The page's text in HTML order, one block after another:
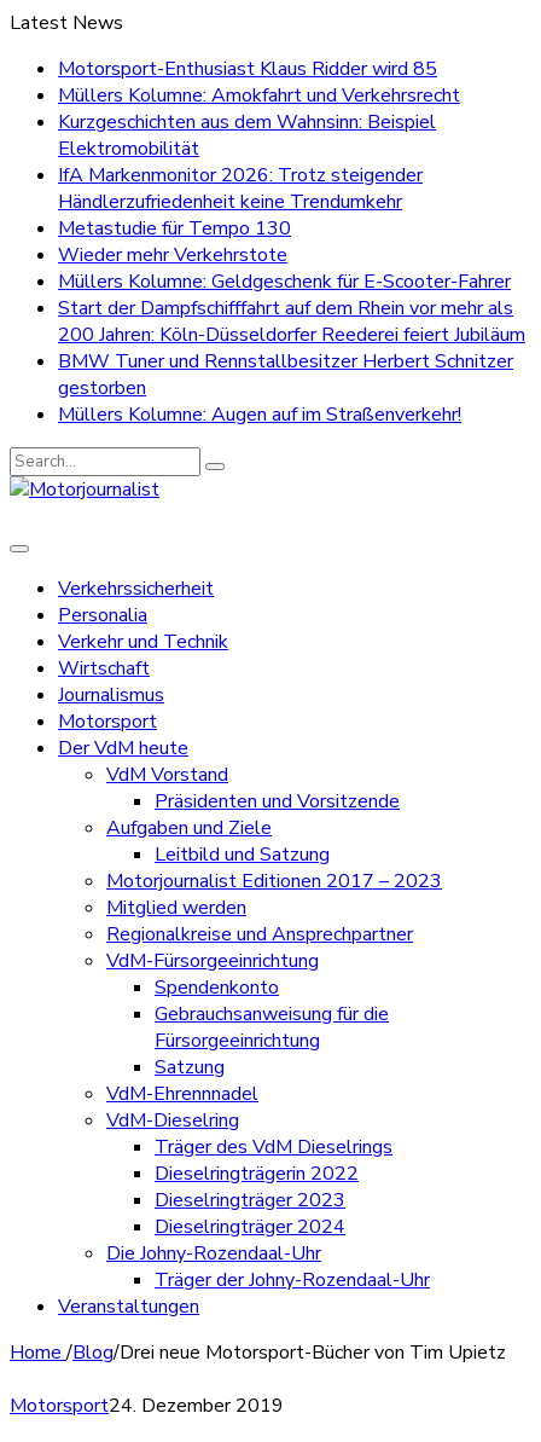
Latest News
Motorsport-Enthusiast Klaus Ridder wird 85
Müllers Kolumne: Amokfahrt und Verkehrsrecht
Kurzgeschichten aus dem Wahnsinn: Beispiel
Elektromobilität
IfA Markenmonitor 2026: Trotz steigender
Händlerzufriedenheit keine Trendumkehr
Metastudie für Tempo 130
Wieder mehr Verkehrstote
Müllers Kolumne: Geldgeschenk für E-Scooter-Fahrer
Start der Dampfschifffahrt auf dem Rhein vor mehr als
200 Jahren: Köln-Düsseldorfer Reederei feiert Jubiläum
BMW Tuner und Rennstallbesitzer Herbert Schnitzer
gestorben
Müllers Kolumne: Augen auf im Straßenverkehr!
Search
for:
Verkehrssicherheit
Personalia
Verkehr und Technik
Wirtschaft
Journalismus
Motorsport
Der VdM heute
VdM Vorstand
Präsidenten und Vorsitzende
Aufgaben und Ziele
Leitbild und Satzung
Motorjournalist Editionen 2017 – 2023
Mitglied werden
Regionalkreise und Ansprechpartner
VdM-Fürsorgeeinrichtung
Spendenkonto
Gebrauchsanweisung für die
Fürsorgeeinrichtung
Satzung
VdM-Ehrennnadel
VdM-Dieselring
Träger des VdM Dieselrings
Dieselringträgerin 2022
Dieselringträger 2023
Dieselringträger 2024
Die Johny-Rozendaal-Uhr
Träger der Johny-Rozendaal-Uhr
Veranstaltungen
Home/Blog/Drei neue Motorsport-Bücher von Tim Upietz
Motorsport24. Dezember 2019